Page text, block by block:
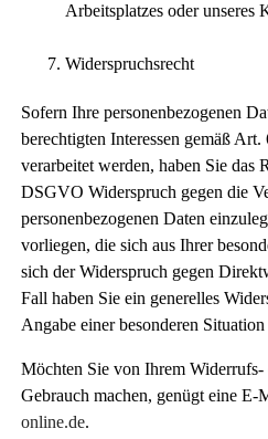
Arbeitsplatzes oder unseres
Widerspruchsrecht
Sofern Ihre personenbezogenen
berechtigten Interessen gemäß
verarbeitet werden, haben Sie das
DSGVO Widerspruch gegen die
personenbezogenen Daten
vorliegen, die sich aus Ihrer
sich der Widerspruch gegen
Fall haben Sie ein generelles
Angabe einer besonderen
Möchten Sie von Ihrem Widerrufs-
Gebrauch machen, genügt eine
online.de.